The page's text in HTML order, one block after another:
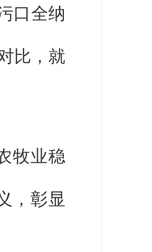
口全纳
比，就
牧业稳
，彰显